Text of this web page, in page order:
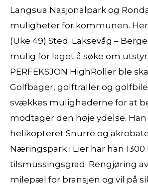
Langsua Nasjonalpark og
muligheter for kommunen.
(Uke 49) Sted: Laksevåg –
mulig for laget å søke om
PERFEKSJON HighRoller ble
Golfbager, golftraller og
svækkes mulighederne for at
modtager den høje ydelse.
helikopteret Snurre og
Næringspark i Lier har han
tilsmussingsgrad: Rengjøring
milepæl for bransjen og vil på